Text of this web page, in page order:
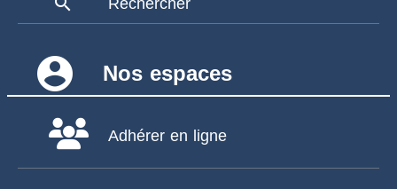
account_circle Nos espaces
Adhérer en ligne